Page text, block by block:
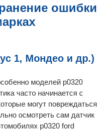
ошибки
1, Мондео и др.)
моделей p0320
часто начинается с
могут повреждаться
осмотреть сам датчик
p0320 ford